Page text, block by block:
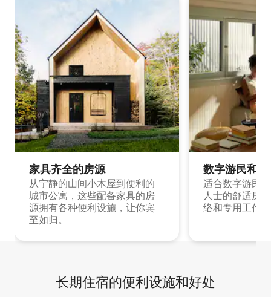
家具齐全的房源
从宁静的山间小木屋到便利的
城市公寓，这些配备家具的房
源拥有各种便利设施，让你宾
至如归。
数字游民和
适合数字游民
人士的舒适房
络和专用工作
长期住宿的便利设施和好处